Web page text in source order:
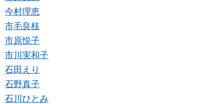
今村理恵
市毛良枝
市原悦子
市川実和子
石田えり
石野真子
石川ひとみ